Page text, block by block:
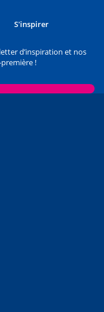
S'inspirer
d’inspiration et nos
!